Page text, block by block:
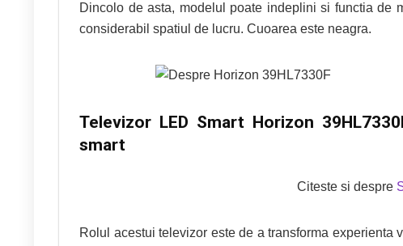
Dincolo de asta, modelul poate indeplini si functia de
considerabil spatiul de lucru. Cuoarea este neagra.
Televizor LED Smart Horizon
smart
Citeste si despre
Rolul acestui televizor este de a transforma